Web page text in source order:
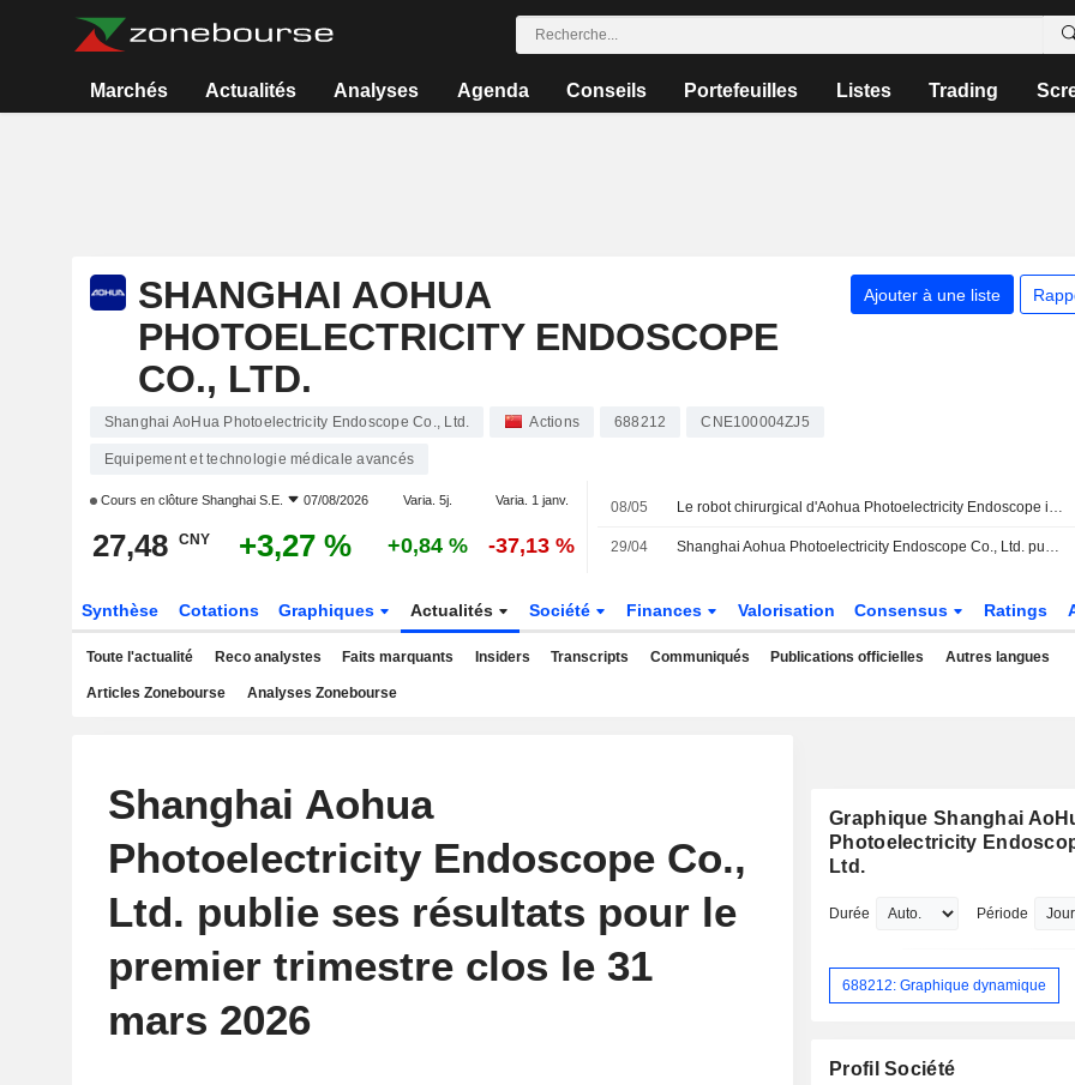
Marchés Actualités Analyses Agenda Conseils Portefeuilles Listes Trading
SHANGHAI AOHUA
PHOTOELECTRICITY ENDOSCOPE
CO., LTD.
Ajouter à une liste
Shanghai AoHua Photoelectricity Endoscope Co., Ltd. Actions 688212 CNE100004ZJ5
Equipement et technologie médicale avancés
Cours en clôture Shanghai S.E. 07/08/2026 Varia. 5j. Varia. 1 janv.
27,48 CNY +3,27 % +0,84 % -37,13 %
08/05 Le robot chirurgical d'Aohua Photoelectricity Endoscope intègre la procédure d'examen accélérée du régulateur chinois
29/04 Shanghai Aohua Photoelectricity Endoscope Co., Ltd. publie ses résultats pour le premier trimestre clos le 31 mars 2026
Synthèse Cotations Graphiques Actualités Société Finances Valorisation Consensus Ratings
Toute l'actualité Reco analystes Faits marquants Insiders Transcripts Communiqués Publications officielles Autres langues
Articles Zonebourse Analyses Zonebourse
Shanghai Aohua
Photoelectricity Endoscope Co.,
Ltd. publie ses résultats pour le
premier trimestre clos le 31
mars 2026
Graphique Shanghai
Photoelectricity
Ltd.
Durée Période
688212: Graphique dynamique
Profil Société